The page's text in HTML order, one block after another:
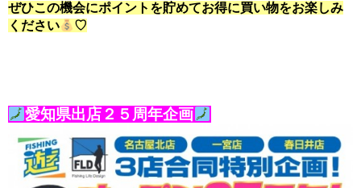
ぜひこの機会にポイントを貯めてお得に買い物をお楽しみ
ください
♡
愛知県出店２５周年企画